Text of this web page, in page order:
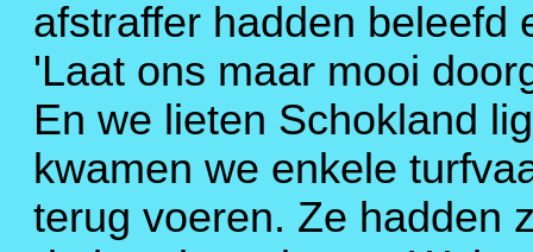
afstraffer hadden beleefd
'Laat ons maar mooi
En we lieten Schokland
kwamen we enkele
terug voeren. Ze hadden